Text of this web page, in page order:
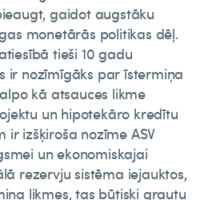
gaidot augstāku
monetārās politikas dēļ.
tieši 10 gadu
ir nozīmīgāks par īstermiņa
kā atsauces likme
un hipotekāro kredītu
ir izšķiroša nozīme ASV
un ekonomiskajai
rezervju sistēma iejauktos,
likmes, tas būtiski grautu